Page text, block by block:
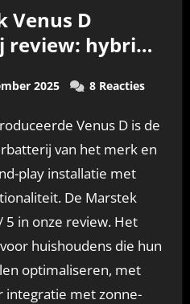
Venus D
hybride
2025 8 Reacties
van het merk en
play installatie met
De Marstek
5 in onze review. Het
huishoudens die hun
optimaliseren, met
integratie met zonne-